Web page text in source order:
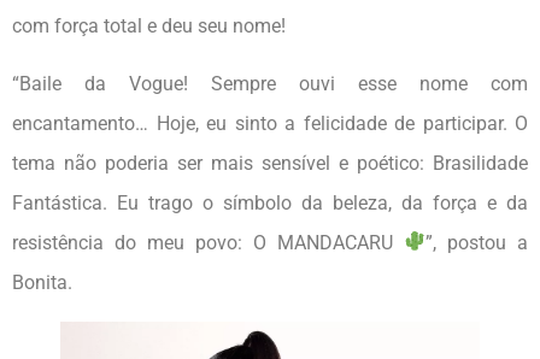
com força total e deu seu nome!
“Baile da Vogue! Sempre ouvi esse nome com
encantamento… Hoje, eu sinto a felicidade de participar. O
tema não poderia ser mais sensível e poético: Brasilidade
Fantástica. Eu trago o símbolo da beleza, da força e da
resistência do meu povo: O MANDACARU
”, postou a
Bonita.